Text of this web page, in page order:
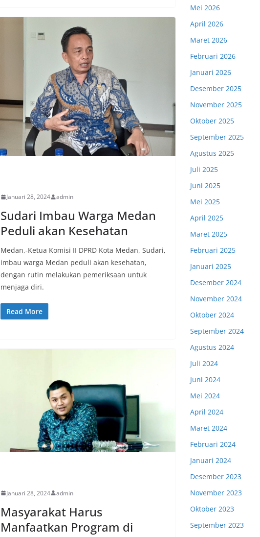
Januari 28, 2024 admin
Sudari Imbau Warga Medan
Peduli akan Kesehatan
Medan,-Ketua Komisi II DPRD Kota Medan, Sudari,
imbau warga Medan peduli akan kesehatan,
dengan rutin melakukan pemeriksaan untuk
menjaga diri.
Read More
Januari 28, 2024 admin
Masyarakat Harus
Manfaatkan Program di
Mei 2026
April 2026
Maret 2026
Februari 2026
Januari 2026
Desember 2025
November 2025
Oktober 2025
September 2025
Agustus 2025
Juli 2025
Juni 2025
Mei 2025
April 2025
Maret 2025
Februari 2025
Januari 2025
Desember 2024
November 2024
Oktober 2024
September 2024
Agustus 2024
Juli 2024
Juni 2024
Mei 2024
April 2024
Maret 2024
Februari 2024
Januari 2024
Desember 2023
November 2023
Oktober 2023
September 2023